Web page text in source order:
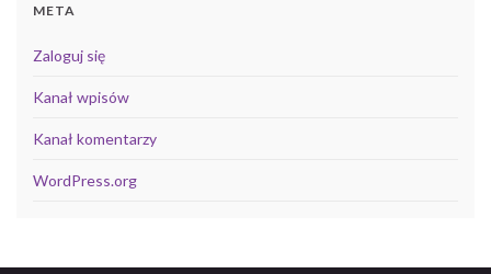
META
Zaloguj się
Kanał wpisów
Kanał komentarzy
WordPress.org